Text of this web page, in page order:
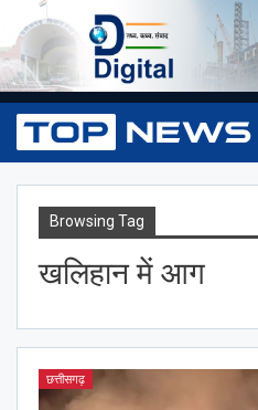
Browsing Tag
खलिहान में आग
छत्तीसगढ़